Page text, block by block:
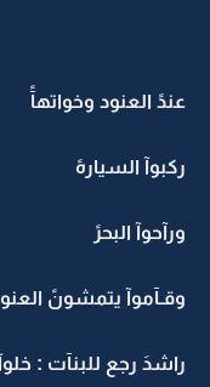
عندً العنود وخواتهآً
ركبوآ السيارهً
ورآحوآ البحرً
وقـآموآ يتمشونً
راشدَ رجع للبنآت :